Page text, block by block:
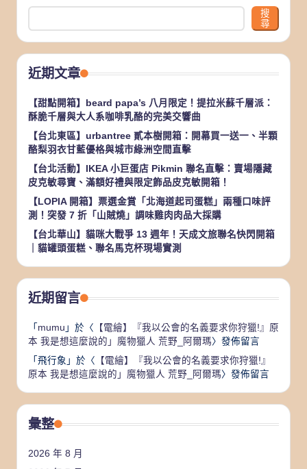
搜
尋
近期文章
【甜點開箱】beard papa’s 八月限定！提拉米蘇千層派：
酥脆千層與大人系咖啡乳酪的完美交響曲
【台北東區】urbantree 貳本樹開箱：開幕買一送一、半顆
酪梨羽衣甘藍優格與城市綠洲空間直擊
【台北活動】IKEA 小巨蛋店 Pikmin 聯名直擊：賣場隱藏
皮克敏尋寶、滿額好禮與限定飾品皮克敏開箱！
【LOPIA 開箱】票選金賞「北海道起司蛋糕」兩種口味評
測！突發 7 折「山賊燒」調味雞肉肉品大採購
【台北華山】貓咪大戰爭 13 週年！天成文旅聯名快閃開箱
｜貓罐頭蛋糕、聯名馬克杯現場實測
近期留言
「 mumu 」於〈 【電繪】『我以公會的名義要求你狩獵!』原
本 我是想這麼說的」魔物獵人 荒野_阿爾瑪〉發佈留言
「 飛行象 」於〈 【電繪】『我以公會的名義要求你狩獵!』
原本 我是想這麼說的」魔物獵人 荒野_阿爾瑪〉發佈留言
彙整
2026 年 8 月